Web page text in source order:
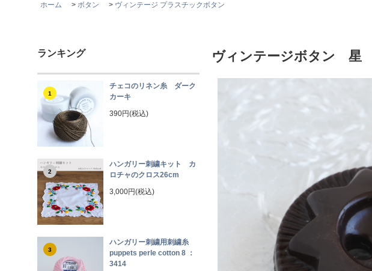
ホーム > ボタン > ヴィンテージ プラスチックボタン
ランキング
1
チェコのリネン糸 ダーク
カーキ
390円(税込)
2
ハンガリー刺繍キット カ
ロチャのクロス26cm
3,000円(税込)
3
ハンガリー刺繍用刺繍糸
puppets perle cotton 8 ：
3414
ヴィンテージボタン 星